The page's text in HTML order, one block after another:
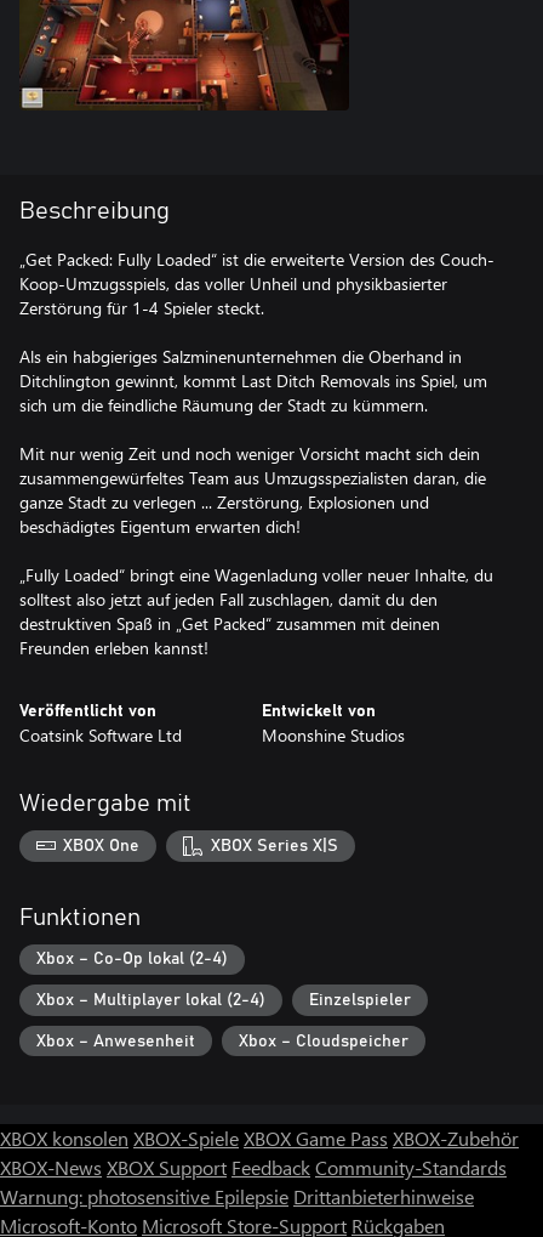
Beschreibung
„Get Packed: Fully Loaded“ ist die erweiterte Version des Couch-
Koop-Umzugsspiels, das voller Unheil und physikbasierter
Zerstörung für 1-4 Spieler steckt.
Als ein habgieriges Salzminenunternehmen die Oberhand in
Ditchlington gewinnt, kommt Last Ditch Removals ins Spiel, um
sich um die feindliche Räumung der Stadt zu kümmern.
Mit nur wenig Zeit und noch weniger Vorsicht macht sich dein
zusammengewürfeltes Team aus Umzugsspezialisten daran, die
ganze Stadt zu verlegen ... Zerstörung, Explosionen und
beschädigtes Eigentum erwarten dich!
„Fully Loaded“ bringt eine Wagenladung voller neuer Inhalte, du
solltest also jetzt auf jeden Fall zuschlagen, damit du den
destruktiven Spaß in „Get Packed“ zusammen mit deinen
Freunden erleben kannst!
Veröffentlicht von
Coatsink Software Ltd
Entwickelt von
Moonshine Studios
Wiedergabe mit
XBOX One XBOX Series X|S
Funktionen
Xbox – Co-Op lokal (2-4)
Xbox – Multiplayer lokal (2-4) Einzelspieler
Xbox – Anwesenheit Xbox – Cloudspeicher
XBOX konsolen XBOX-SpieleXBOX Game Pass XBOX-Zubehör
XBOX-News XBOX Support FeedbackCommunity-Standards
Warnung: photosensitive Epilepsie Drittanbieterhinweise
Microsoft-Konto Microsoft Store-Support Rückgaben